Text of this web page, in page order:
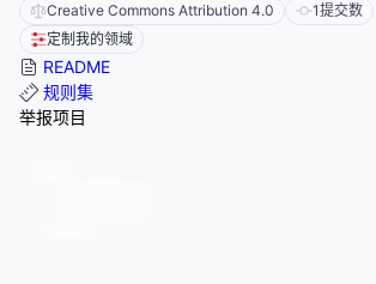
Creative Commons Attribution 4.0 1提交数
定制我的领域
README
规则集
举报项目